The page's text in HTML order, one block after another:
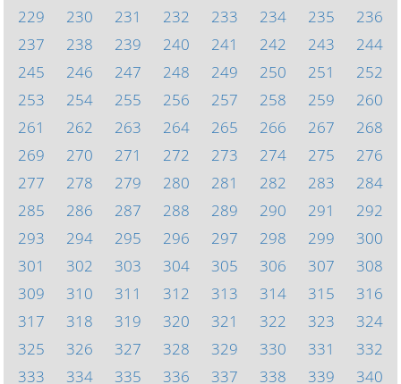
229
230 231 232 233 234 235
236
237
238 239 240 241 242 243
244
245
246 247 248 249 250 251
252
253
254 255 256 257 258 259
260
261
262 263 264 265 266 267
268
269
270 271 272 273 274 275
276
277
278 279 280 281 282 283
284
285
286 287 288 289 290 291
292
293
294 295 296 297 298 299
300
301
302 303 304 305 306 307
308
309
310 311 312 313 314 315
316
317
318 319 320 321 322 323
324
325
326 327 328 329 330 331
332
333
334 335 336 337 338 339 340